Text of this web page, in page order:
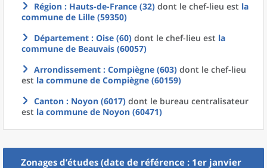
Région : Hauts-de-France (32) dont le chef-lieu est la
commune de Lille (59350)
Département : Oise (60) dont le chef-lieu est la
commune de Beauvais (60057)
Arrondissement : Compiègne (603) dont le chef-lieu
est la commune de Compiègne (60159)
Canton : Noyon (6017) dont le bureau centralisateur
est la commune de Noyon (60471)
Zonages d’études (date de référence : 1er janvier